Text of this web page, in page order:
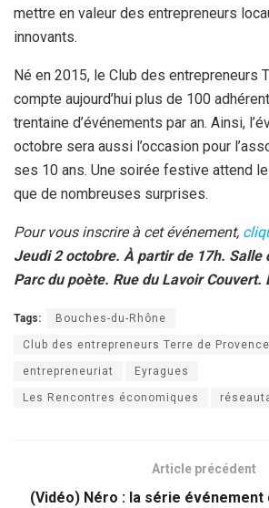
mettre en valeur des entrepreneurs
innovants.
Né en 2015, le Club des entrepreneurs
compte aujourd’hui plus de 100
trentaine d’événements par an. Ainsi,
octobre sera aussi l’occasion pour
ses 10 ans. Une soirée festive attend
que de nombreuses surprises.
Pour vous inscrire à cet événement,
Jeudi 2 octobre. À partir de 17h. Salle
Parc du poète. Rue du Lavoir Couvert.
Tags: Bouches-du-Rhône
Club des entrepreneurs Terre de Provence
entrepreneuriat Eyragues
Les Rencontres économiques
Article précédent
(Vidéo) Néro : la série événement